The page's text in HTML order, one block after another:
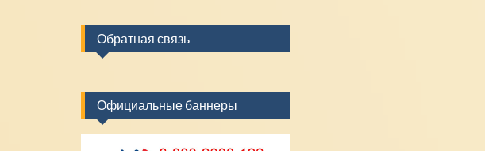
Обратная связь
Официальные баннеры